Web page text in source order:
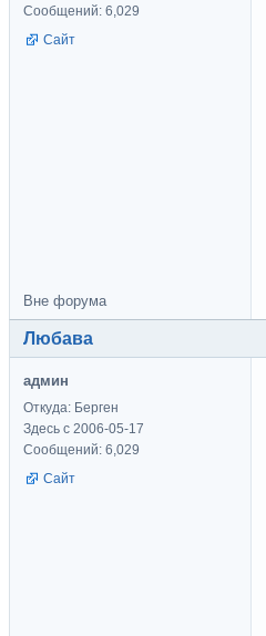
Сообщений: 6,029
Сайт
Вне форума
Любава
админ
Откуда: Берген
Здесь с 2006-05-17
Сообщений: 6,029
Сайт